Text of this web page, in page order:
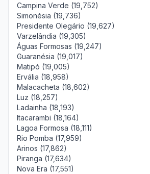
Campina Verde (19,752)
Simonésia (19,736)
Presidente Olegário (19,627)
Varzelândia (19,305)
Águas Formosas (19,247)
Guaranésia (19,017)
Matipó (19,005)
Ervália (18,958)
Malacacheta (18,602)
Luz (18,257)
Ladainha (18,193)
Itacarambi (18,164)
Lagoa Formosa (18,111)
Rio Pomba (17,959)
Arinos (17,862)
Piranga (17,634)
Nova Era (17,551)